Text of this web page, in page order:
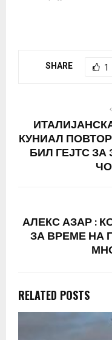
SHARE 1
КУНИАЛ
БИЛ ГЕЈТС
АЛЕКС АЗАР :
ЗА ВРЕМЕ НА
RELATED POSTS